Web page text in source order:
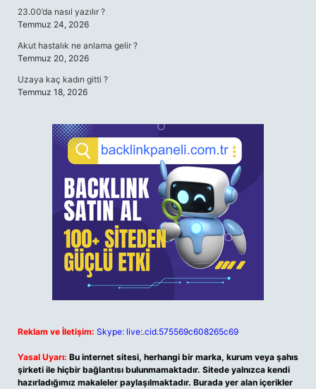
23.00’da nasıl yazılır ?
Temmuz 24, 2026
Akut hastalık ne anlama gelir ?
Temmuz 20, 2026
Uzaya kaç kadın gitti ?
Temmuz 18, 2026
Reklam ve İletişim: Skype: live:.cid.575569c608265c69
Yasal Uyarı: Bu internet sitesi, herhangi bir marka, kurum veya şahıs
şirketi ile hiçbir bağlantısı bulunmamaktadır. Sitede yalnızca kendi
hazırladığımız makaleler paylaşılmaktadır. Burada yer alan içerikler